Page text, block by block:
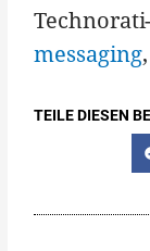
messaging
TEILE DIESEN